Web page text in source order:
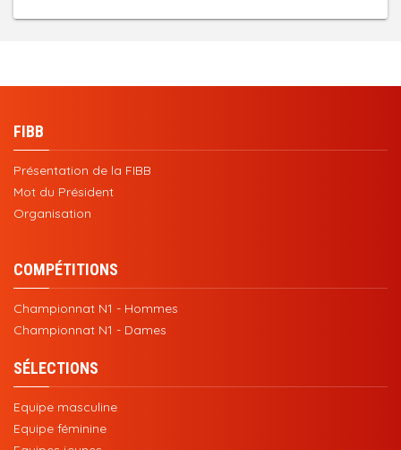
FIBB
Présentation de la FIBB
Mot du Président
Organisation
COMPÉTITIONS
Championnat N1 - Hommes
Championnat N1 - Dames
SÉLECTIONS
Equipe masculine
Equipe féminine